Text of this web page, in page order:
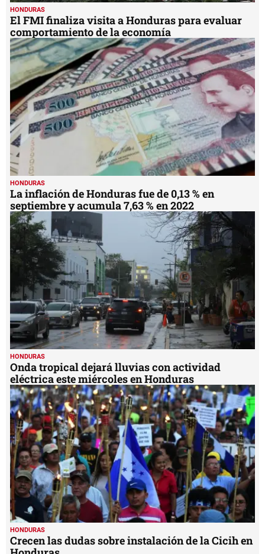
HONDURAS
El FMI finaliza visita a Honduras para evaluar
comportamiento de la economía
HONDURAS
La inflación de Honduras fue de 0,13 % en
septiembre y acumula 7,63 % en 2022
HONDURAS
Onda tropical dejará lluvias con actividad
eléctrica este miércoles en Honduras
HONDURAS
Crecen las dudas sobre instalación de la Cicih en